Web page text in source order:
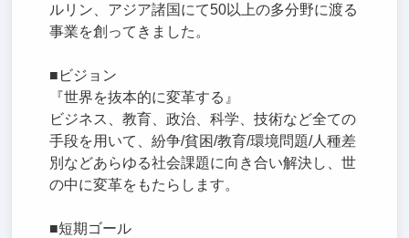
ルリン、アジア諸国にて50以上の多分野に渡る
事業を創ってきました。
■ビジョン
『世界を抜本的に変革する』
ビジネス、教育、政治、科学、技術など全ての
手段を用いて、紛争/貧困/教育/環境問題/人種差
別などあらゆる社会課題に向き合い解決し、世
の中に変革をもたらします。
■短期ゴール